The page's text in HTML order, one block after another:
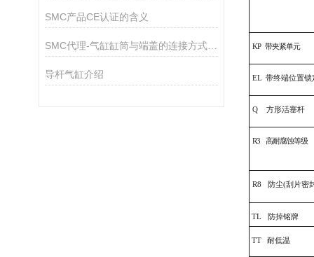
SMC产品CE认证的含义
SMC代理-气缸缸筒与端盖的连接方式分享
导杆气缸介绍
KP 带夹紧单元
EL 带终端位置锁
Q 方形活塞杆
R3 高耐腐蚀等级
R8 防尘(刮片密
TL 防掉铭牌
TT 耐低温